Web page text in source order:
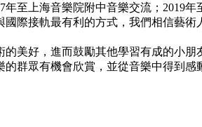
至上海音樂院附中音樂交流；2019
際接軌最有利的方式，我們相信藝
美好，進而鼓勵其他學習有成的小
群眾有機會欣賞，並從音樂中得到